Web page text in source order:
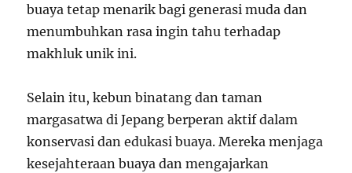
buaya tetap menarik bagi generasi muda dan
menumbuhkan rasa ingin tahu terhadap
makhluk unik ini.
Selain itu, kebun binatang dan taman
margasatwa di Jepang berperan aktif dalam
konservasi dan edukasi buaya. Mereka menjaga
kesejahteraan buaya dan mengajarkan